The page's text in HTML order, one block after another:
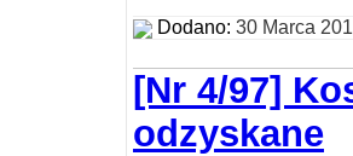
Dodano: 30 Marca
[Nr 4/97]
odzyskane